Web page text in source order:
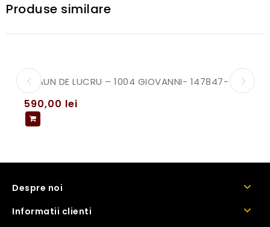
Produse similare
SCAUN DE LUCRU – 1004 GIOVANNI- 147847- ALB
590,00 lei
Despre noi
Informatii clienti